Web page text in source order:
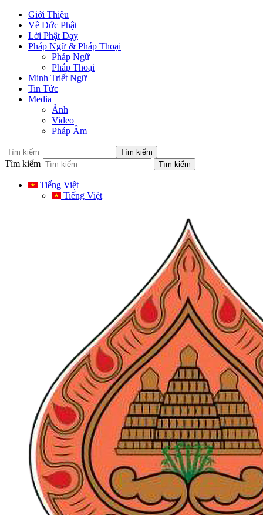
Giới Thiệu
Về Đức Phật
Lời Phật Dạy
Pháp Ngữ & Pháp Thoại
Pháp Ngữ
Pháp Thoại
Minh Triết Ngữ
Tin Tức
Media
Ảnh
Video
Pháp Âm
Tìm kiếm
Tiếng Việt
Tiếng Việt